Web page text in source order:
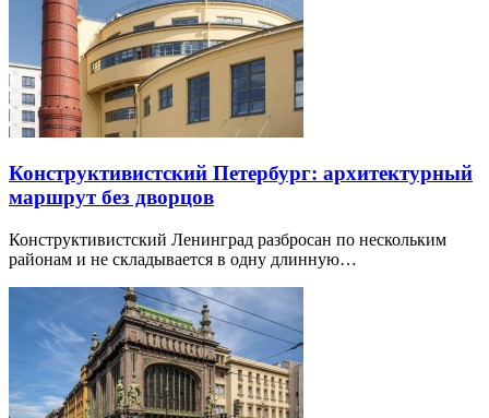
Конструктивистский Петербург: архитектурный
маршрут без дворцов
Конструктивистский Ленинград разбросан по нескольким
районам и не складывается в одну длинную…